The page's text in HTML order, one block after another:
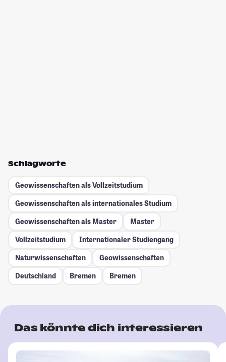
Schlagworte
Geowissenschaften als Vollzeitstudium
Geowissenschaften als internationales Studium
Geowissenschaften als Master
Master
Vollzeitstudium
Internationaler Studiengang
Naturwissenschaften
Geowissenschaften
Deutschland
Bremen Bremen
Das könnte dich interessieren